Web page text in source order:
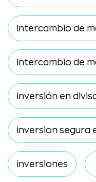
intercambio de
intercambio de
inversión en
inversion segura
inversiones